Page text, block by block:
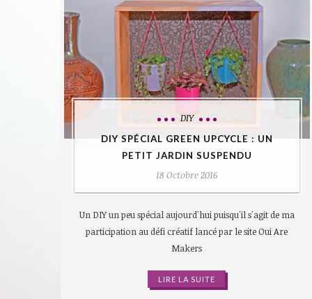
DIY
DIY SPÉCIAL GREEN UPCYCLE : UN
PETIT JARDIN SUSPENDU
18 Octobre 2016
Un DIY un peu spécial aujourd'hui puisqu'il s'agit de ma
participation au défi créatif lancé par le site Oui Are
Makers
LIRE LA SUITE